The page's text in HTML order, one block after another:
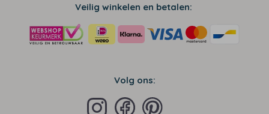
Veilig winkelen en betalen:
Volg ons: